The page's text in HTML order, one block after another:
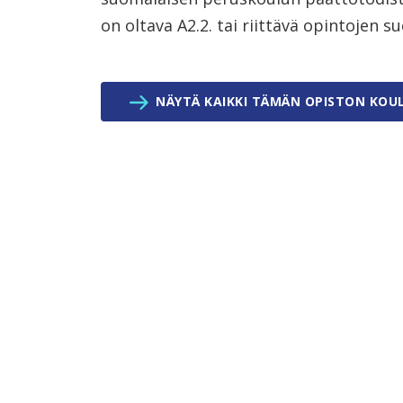
on oltava A2.2. tai riittävä opintojen
NÄYTÄ KAIKKI TÄMÄN OPISTON